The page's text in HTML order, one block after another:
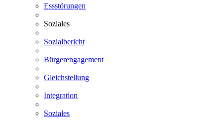
Essstörungen
Soziales
Sozialbericht
Bürgerengagement
Gleichstellung
Integration
Soziales